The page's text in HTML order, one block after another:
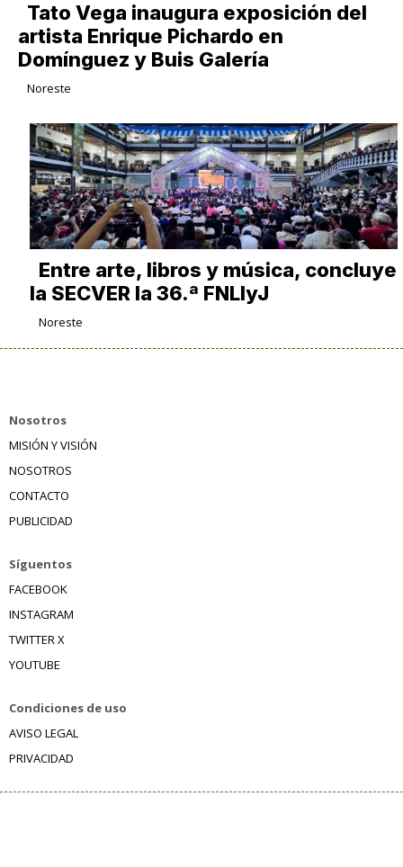
Tato Vega inaugura exposición del
artista Enrique Pichardo en
Domínguez y Buis Galería
Noreste
Entre arte, libros y música, concluye
la SECVER la 36.ª FNLIyJ
Noreste
Nosotros
MISIÓN Y VISIÓN
NOSOTROS
CONTACTO
PUBLICIDAD
Síguentos
FACEBOOK
INSTAGRAM
TWITTER X
YOUTUBE
Condiciones de uso
AVISO LEGAL
PRIVACIDAD